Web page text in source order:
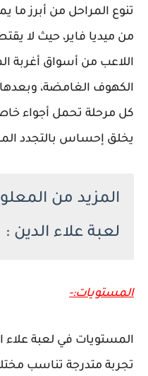
تنوع المراحل من أبرز ما
من ميديا فاير، حيث لا
اللاعب من أسواق أغربة
الكهوف الغامضة،
كل مرحلة تحمل أجواء
يخلق إحساس بالتجدد
المزيد من
لعبة علاء الدين :
المستويات:-
المستويات في لعبة
تجربة متدرجة تناسب